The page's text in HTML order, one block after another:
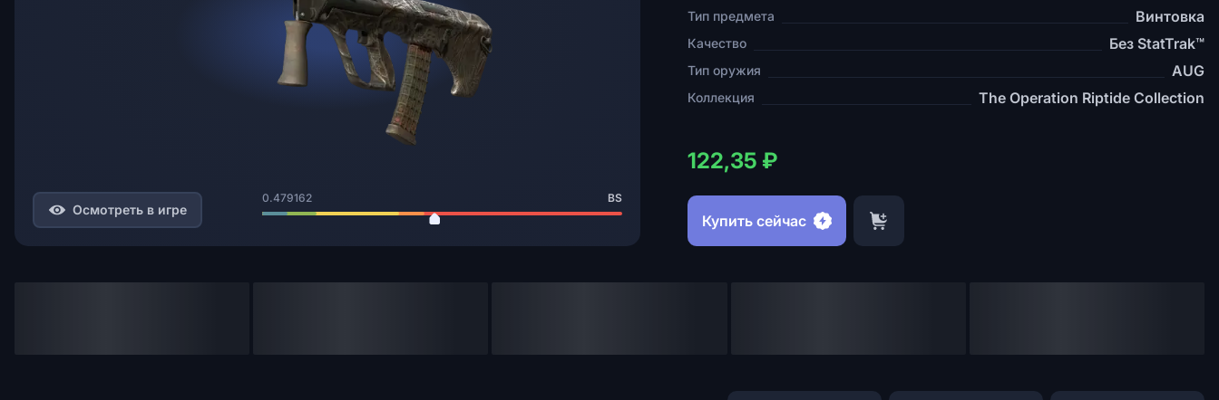
Осмотреть в игре
0.479162 BS
Тип предмета Винтовка
Качество Без StatTrak™
Тип оружия AUG
Коллекция The Operation Riptide Collection
122,35 ₽
Купить сейчас